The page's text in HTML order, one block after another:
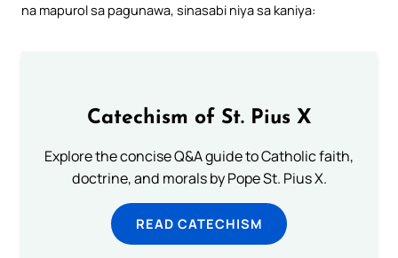
na mapurol sa pagunawa, sinasabi niya sa kaniya:
Catechism of St. Pius X
Explore the concise Q&A guide to Catholic faith,
doctrine, and morals by Pope St. Pius X.
READ CATECHISM